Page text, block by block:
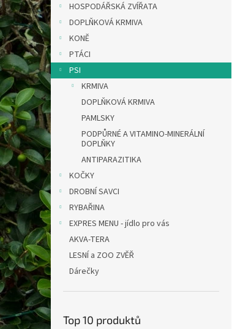
n
n
p
a
n
e
l
HOSPODÁŘSKÁ ZVÍŘATA
DOPLŇKOVÁ KRMIVA
KONĚ
PTÁCI
PSI
KRMIVA
DOPLŇKOVÁ KRMIVA
PAMLSKY
PODPŮRNÉ A VITAMINO-MINERÁLNÍ
DOPLŇKY
ANTIPARAZITIKA
KOČKY
DROBNÍ SAVCI
RYBAŘINA
EXPRES MENU - jídlo pro vás
AKVA-TERA
LESNÍ a ZOO ZVĚŘ
Dárečky
Top 10 produktů